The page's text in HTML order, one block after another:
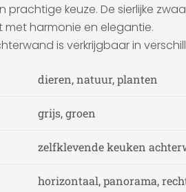
prachtige keuze. De sierlijke
harmonie en elegantie.
is verkrijgbaar in
dieren, natuur, planten
grijs, groen
zelfklevende keuken
horizontaal, panorama,